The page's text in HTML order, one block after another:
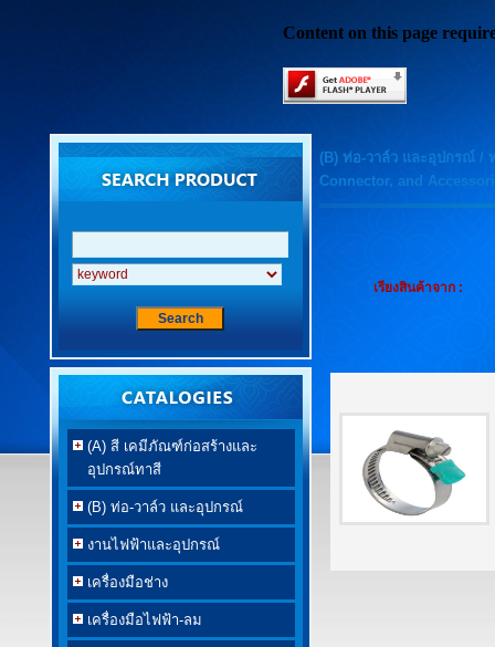
Content on this page
(A) สี เคมีภัณฑ์ก่อสร้างและ
อุปกรณ์ทาสี
(B) ท่อ-วาล์ว และอุปกรณ์
งานไฟฟ้าและอุปกรณ์
เครื่องมือช่าง
เครื่องมือไฟฟ้า-ลม
(B) ท่อ-วาล์ว และอุปกรณ์/
Connector, and
เรียงสินค้าจาก :